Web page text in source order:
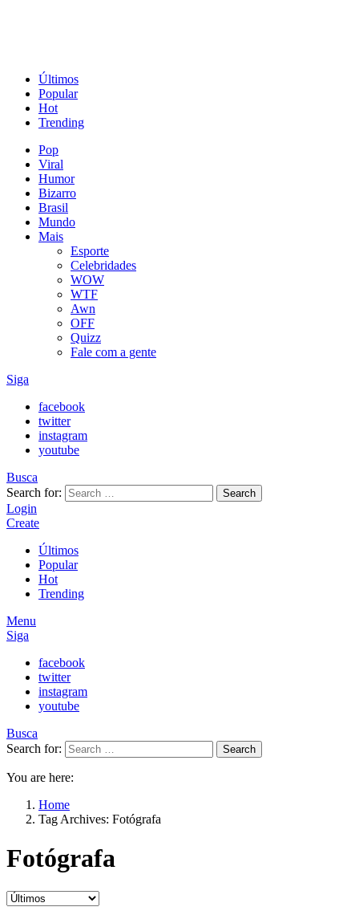
Últimos
Popular
Hot
Trending
Pop
Viral
Humor
Bizarro
Brasil
Mundo
Mais
Esporte
Celebridades
WOW
WTF
Awn
OFF
Quizz
Fale com a gente
Siga
facebook
twitter
instagram
youtube
Busca
Search for:
Search
Login
Create
Últimos
Popular
Hot
Trending
Menu
Siga
facebook
twitter
instagram
youtube
Busca
Search for:
Search
You are here:
Home
Tag Archives: Fotógrafa
Fotógrafa